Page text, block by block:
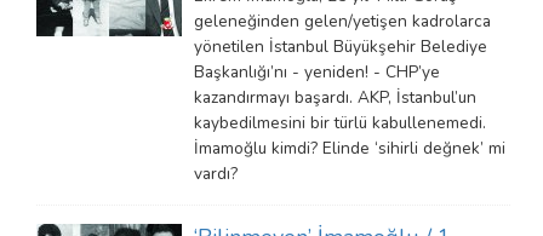
geleneğinden gelen/yetişen kadrolarca
yönetilen İstanbul Büyükşehir Belediye
Başkanlığı’nı - yeniden! - CHP’ye
kazandırmayı başardı. AKP, İstanbul’un
kaybedilmesini bir türlü kabullenemedi.
İmamoğlu kimdi? Elinde ‘sihirli değnek’ mi
vardı?